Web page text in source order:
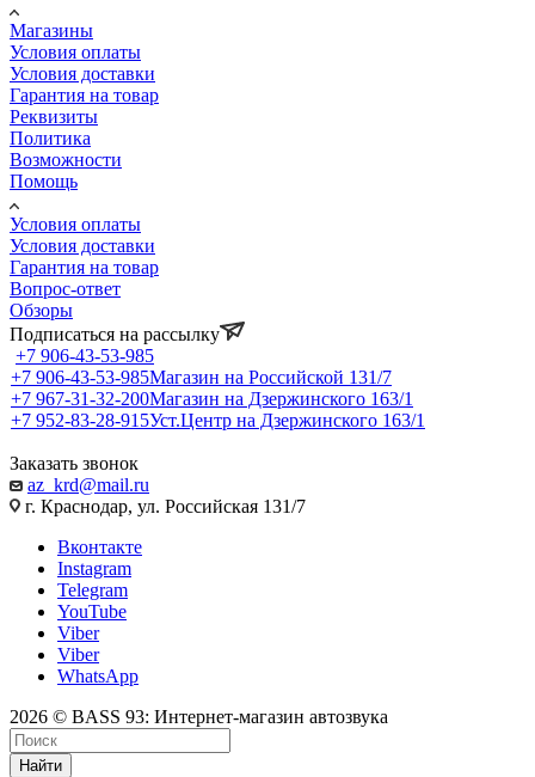
Магазины
Условия оплаты
Условия доставки
Гарантия на товар
Реквизиты
Политика
Возможности
Помощь
Условия оплаты
Условия доставки
Гарантия на товар
Вопрос-ответ
Обзоры
Подписаться на рассылку
+7 906-43-53-985
+7 906-43-53-985Магазин на Российской 131/7
+7 967-31-32-200Магазин на Дзержинского 163/1
+7 952-83-28-915Уст.Центр на Дзержинского 163/1
Заказать звонок
az_krd@mail.ru
г. Краснодар, ул. Российская 131/7
Вконтакте
Instagram
Telegram
YouTube
Viber
Viber
WhatsApp
2026 © BASS 93: Интернет-магазин автозвука
Найти